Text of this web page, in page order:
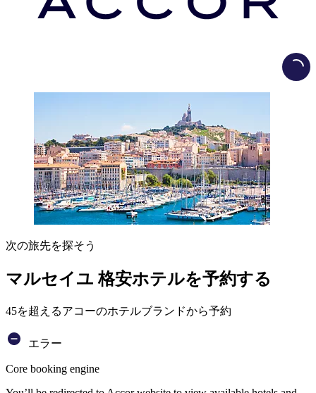
次の旅先を探そう
マルセイユ 格安ホテルを予約する
45を超えるアコーのホテルブランドから予約
エラー
Core booking engine